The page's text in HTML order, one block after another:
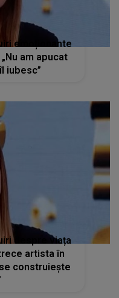
emoționante
am apucat
iubesc”
despre viața
artista în
construiește